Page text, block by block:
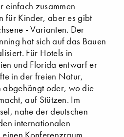
einfach zusammen
für Kinder, aber es gibt
- Varianten. Der
hat sich auf das Bauen
Für Hotels in
und Florida entwarf er
in der freien Natur,
abgehängt oder, wo die
auf Stützen. Im
nahe der deutschen
internationalen